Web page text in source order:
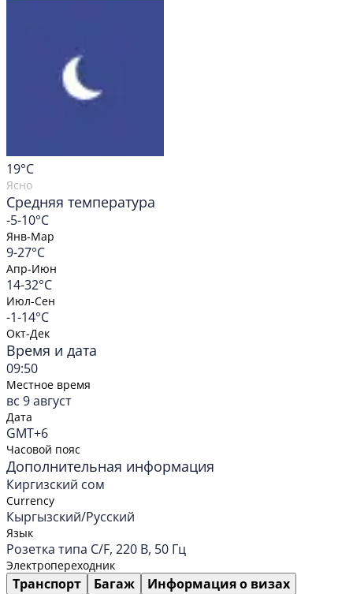
19°C
Ясно
Средняя температура
-5-10°C
Янв-Мар
9-27°C
Апр-Июн
14-32°C
Июл-Сен
-1-14°C
Окт-Дек
Время и дата
09:50
Местное время
вс 9 август
Дата
GMT+6
Часовой пояс
Дополнительная информация
Киргизский сом
Currency
Кыргызский/Русский
Язык
Розетка типа C/F, 220 В, 50 Гц
Электропереходник
Транспорт Багаж
Информация о визах